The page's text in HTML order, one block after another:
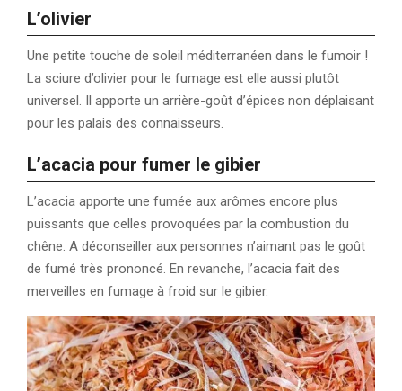
L’olivier
Une petite touche de soleil méditerranéen dans le fumoir !
La sciure d’olivier pour le fumage est elle aussi plutôt
universel. Il apporte un arrière-goût d’épices non déplaisant
pour les palais des connaisseurs.
L’acacia pour fumer le gibier
L’acacia apporte une fumée aux arômes encore plus
puissants que celles provoquées par la combustion du
chêne. A déconseiller aux personnes n’aimant pas le goût
de fumé très prononcé. En revanche, l’acacia fait des
merveilles en fumage à froid sur le gibier.